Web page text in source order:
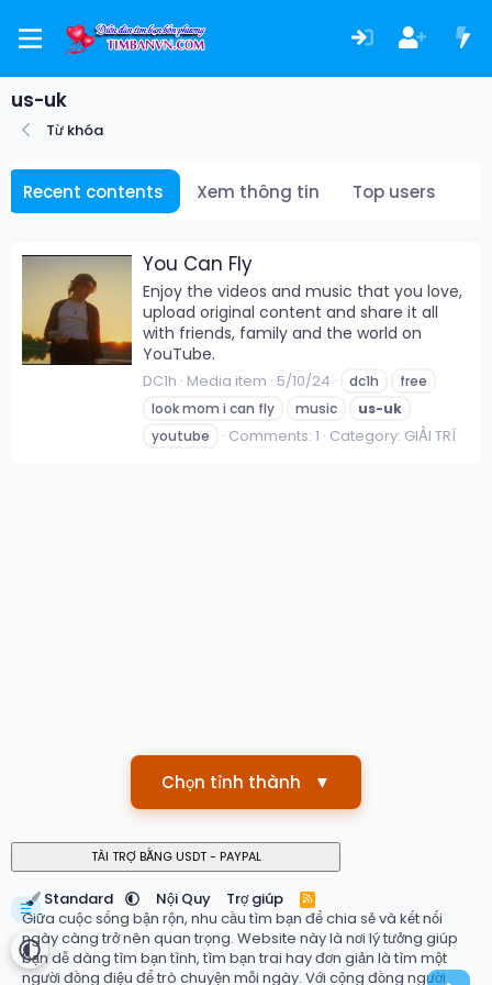
us-uk
Từ khóa
Recent contents Xem thông tin Top users
You Can Fly
Enjoy the videos and music that you love,
upload original content and share it all
with friends, family and the world on
YouTube.
DC1h Media item 5/10/24 dc1h
free
look mom i can fly
music
us-uk
youtube
Comments: 1 Category: GIẢI TRÍ
Chọn tỉnh thành ▼
Standard Nội Quy Trợ giúp
R
S
S
Giữa cuộc sống bận rộn, nhu cầu tìm bạn để chia sẻ và kết nối
ngày càng trở nên quan trọng. Website này là nơi lý tưởng giúp
bạn dễ dàng tìm bạn tình, tìm bạn trai hay đơn giản là tìm một
người đồng điệu để trò chuyện mỗi ngày. Với cộng đồng người
☰